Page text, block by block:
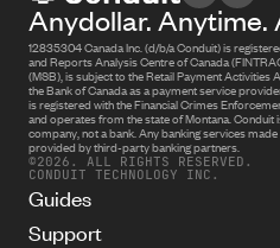
Anydollar. Anytime.
12835304 Canada Inc. (d/b/a Conduit) is
and Reports Analysis Centre of Canada
(MSB), is subject to the Retail Payment Activities
the Bank of Canada as a payment service
is registered with the Financial Crimes
and operates from the state of Montana. Conduit
company, not a bank. Any banking services
provided by third-party banking partners.
©2026. ALL RIGHTS RESERVED.
CONDUIT TECHNOLOGY INC.
Guides
Support